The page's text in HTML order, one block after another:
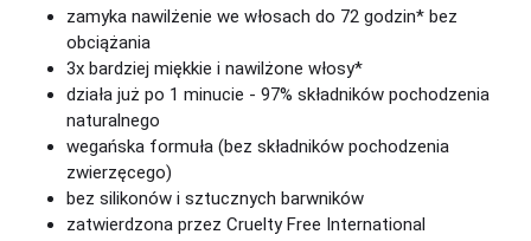
zamyka nawilżenie we włosach do 72 godzin* bez
obciążania
3x bardziej miękkie i nawilżone włosy*
działa już po 1 minucie - 97% składników pochodzenia
naturalnego
wegańska formuła (bez składników pochodzenia
zwierzęcego)
bez silikonów i sztucznych barwników
zatwierdzona przez Cruelty Free International